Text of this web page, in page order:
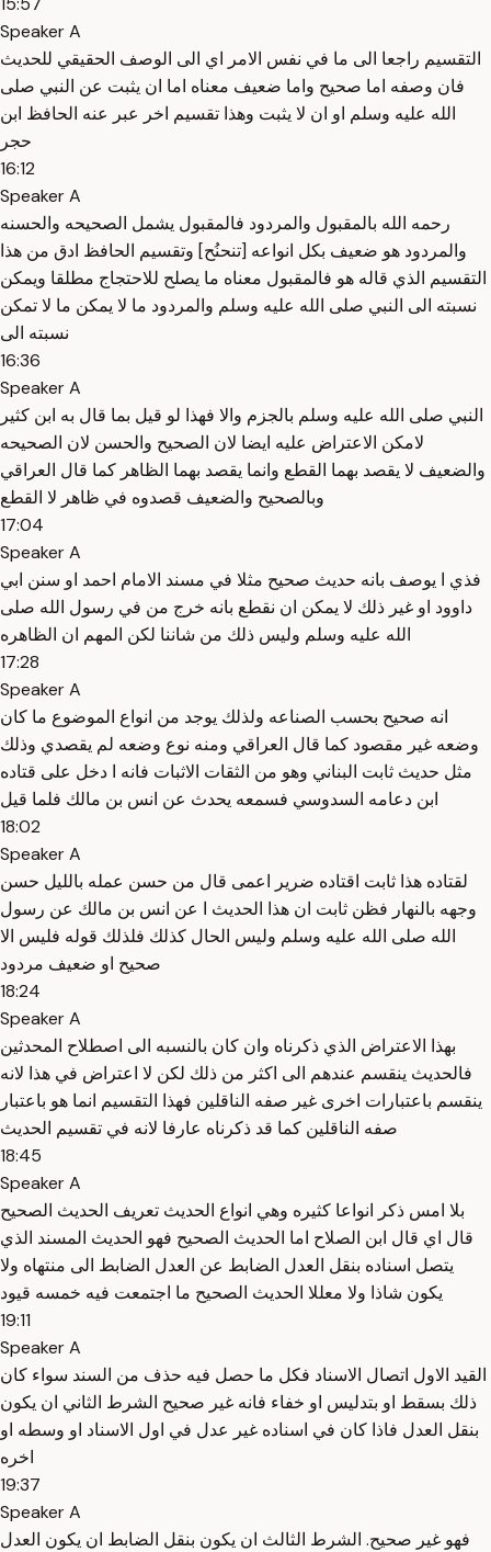
Speaker A
التقسيم راجعا الى ما في نفس الامر اي الى الوصف الحقيقي للحديث
فان وصفه اما صحيح واما ضعيف معناه اما ان يثبت عن النبي صلى
الله عليه وسلم او ان لا يثبت وهذا تقسيم اخر عبر عنه الحافظ ابن
حجر
16:12
Speaker A
رحمه الله بالمقبول والمردود فالمقبول يشمل الصحيحه والحسنه
والمردود هو ضعيف بكل انواعه [تنحنُح] وتقسيم الحافظ ادق من هذا
التقسيم الذي قاله هو فالمقبول معناه ما يصلح للاحتجاج مطلقا ويمكن
نسبته الى النبي صلى الله عليه وسلم والمردود ما لا يمكن ما لا تمكن
نسبته الى
16:36
Speaker A
النبي صلى الله عليه وسلم بالجزم والا فهذا لو قيل بما قال به ابن كثير
لامكن الاعتراض عليه ايضا لان الصحيح والحسن لان الصحيحه
والضعيف لا يقصد بهما القطع وانما يقصد بهما الظاهر كما قال العراقي
وبالصحيح والضعيف قصدوه في ظاهر لا القطع
17:04
Speaker A
فذي ا يوصف بانه حديث صحيح مثلا في مسند الامام احمد او سنن ابي
داوود او غير ذلك لا يمكن ان نقطع بانه خرج من في رسول الله صلى
الله عليه وسلم وليس ذلك من شاننا لكن المهم ان الظاهره
17:28
Speaker A
انه صحيح بحسب الصناعه ولذلك يوجد من انواع الموضوع ما كان
وضعه غير مقصود كما قال العراقي ومنه نوع وضعه لم يقصدي وذلك
مثل حديث ثابت البناني وهو من الثقات الاثبات فانه ا دخل على قتاده
ابن دعامه السدوسي فسمعه يحدث عن انس بن مالك فلما قيل
18:02
Speaker A
لقتاده هذا ثابت اقتاده ضرير اعمى قال من حسن عمله بالليل حسن
وجهه بالنهار فظن ثابت ان هذا الحديث ا عن انس بن مالك عن رسول
الله صلى الله عليه وسلم وليس الحال كذلك فلذلك قوله فليس الا
صحيح او ضعيف مردود
18:24
Speaker A
بهذا الاعتراض الذي ذكرناه وان كان بالنسبه الى اصطلاح المحدثين
فالحديث ينقسم عندهم الى اكثر من ذلك لكن لا اعتراض في هذا لانه
ينقسم باعتبارات اخرى غير صفه الناقلين فهذا التقسيم انما هو باعتبار
صفه الناقلين كما قد ذكرناه عارفا لانه في تقسيم الحديث
18:45
Speaker A
بلا امس ذكر انواعا كثيره وهي انواع الحديث تعريف الحديث الصحيح
قال اي قال ابن الصلاح اما الحديث الصحيح فهو الحديث المسند الذي
يتصل اسناده بنقل العدل الضابط عن العدل الضابط الى منتهاه ولا
يكون شاذا ولا معللا الحديث الصحيح ما اجتمعت فيه خمسه قيود
19:11
Speaker A
القيد الاول اتصال الاسناد فكل ما حصل فيه حذف من السند سواء كان
ذلك بسقط او بتدليس او خفاء فانه غير صحيح الشرط الثاني ان يكون
بنقل العدل فاذا كان في اسناده غير عدل في اول الاسناد او وسطه او
اخره
19:37
Speaker A
فهو غير صحيح. الشرط الثالث ان يكون بنقل الضابط ان يكون العدل